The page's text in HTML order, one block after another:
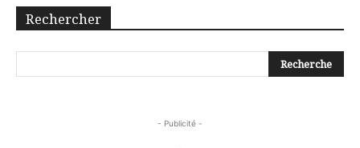
Rechercher
- Publicité -